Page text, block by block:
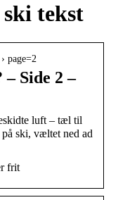
ski tekst
page=2
Side 2 –
luft – tæl til
ski, væltet ned ad
frit